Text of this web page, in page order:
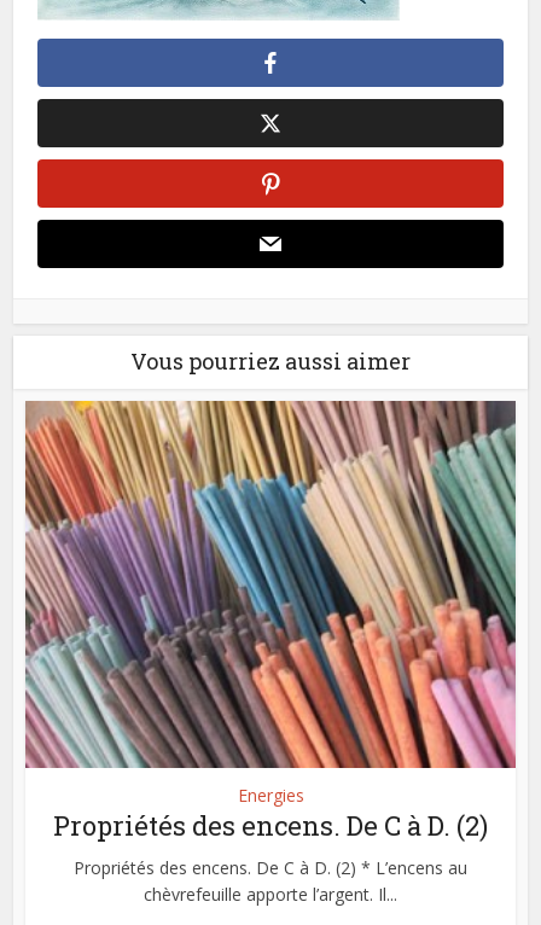
Vous pourriez aussi aimer
Energies
Propriétés des encens. De C à D. (2)
Propriétés des encens. De C à D. (2) * L’encens au
chèvrefeuille apporte l’argent. Il...